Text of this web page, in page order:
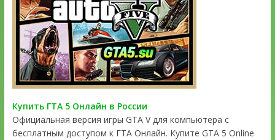
Купить ГТА 5 Онлайн в России
Официальная версия игры GTA V для компьютера с
бесплатным доступом к ГТА Онлайн. Купите GTA 5 Online